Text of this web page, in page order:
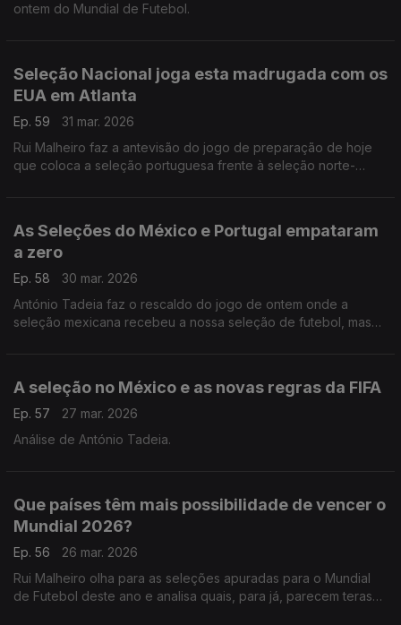
ontem do Mundial de Futebol.
Seleção Nacional joga esta madrugada com os
EUA em Atlanta
Ep. 59
31 mar. 2026
Rui Malheiro faz a antevisão do jogo de preparação de hoje
que coloca a seleção portuguesa frente à seleção norte-
As Seleções do México e Portugal empataram
a zero
Ep. 58
30 mar. 2026
António Tadeia faz o rescaldo do jogo de ontem onde a
seleção mexicana recebeu a nossa seleção de futebol, mas
A seleção no México e as novas regras da FIFA
Ep. 57
27 mar. 2026
Análise de António Tadeia.
Que países têm mais possibilidade de vencer o
Mundial 2026?
Ep. 56
26 mar. 2026
Rui Malheiro olha para as seleções apuradas para o Mundial
de Futebol deste ano e analisa quais, para já, parecem teras